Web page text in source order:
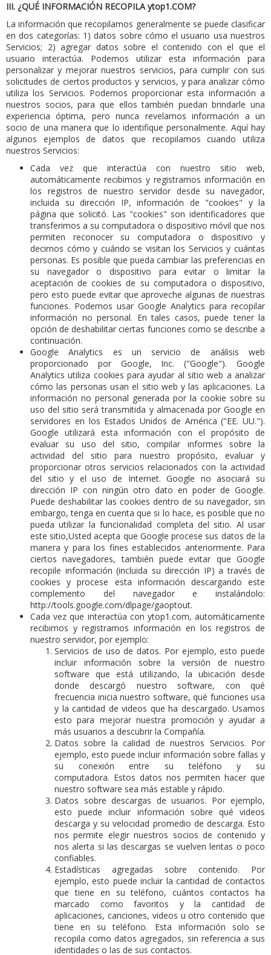
III. ¿QUÉ INFORMACIÓN RECOPILA ytop1.COM?
La información que recopilamos generalmente se puede clasificar
en dos categorías: 1) datos sobre cómo el usuario usa nuestros
Servicios; 2) agregar datos sobre el contenido con el que el
usuario interactúa. Podemos utilizar esta información para
personalizar y mejorar nuestros servicios, para cumplir con sus
solicitudes de ciertos productos y servicios, y para analizar cómo
utiliza los Servicios. Podemos proporcionar esta información a
nuestros socios, para que ellos también puedan brindarle una
experiencia óptima, pero nunca revelamos información a un
socio de una manera que lo identifique personalmente. Aquí hay
algunos ejemplos de datos que recopilamos cuando utiliza
nuestros Servicios:
Cada vez que interactúa con nuestro sitio web,
automáticamente recibimos y registramos información en
los registros de nuestro servidor desde su navegador,
incluida su dirección IP, información de "cookies" y la
página que solicitó. Las "cookies" son identificadores que
transferimos a su computadora o dispositivo móvil que nos
permiten reconocer su computadora o dispositivo y
decirnos cómo y cuándo se visitan los Servicios y cuántas
personas. Es posible que pueda cambiar las preferencias en
su navegador o dispositivo para evitar o limitar la
aceptación de cookies de su computadora o dispositivo,
pero esto puede evitar que aproveche algunas de nuestras
funciones. Podemos usar Google Analytics para recopilar
información no personal. En tales casos, puede tener la
opción de deshabilitar ciertas funciones como se describe a
continuación.
Google Analytics es un servicio de análisis web
proporcionado por Google, Inc. ("Google"). Google
Analytics utiliza cookies para ayudar al sitio web a analizar
cómo las personas usan el sitio web y las aplicaciones. La
información no personal generada por la cookie sobre su
uso del sitio será transmitida y almacenada por Google en
servidores en los Estados Unidos de América ("EE. UU.").
Google utilizará esta información con el propósito de
evaluar su uso del sitio, compilar informes sobre la
actividad del sitio para nuestro propósito, evaluar y
proporcionar otros servicios relacionados con la actividad
del sitio y el uso de Internet. Google no asociará su
dirección IP con ningún otro dato en poder de Google.
Puede deshabilitar las cookies dentro de su navegador, sin
embargo, tenga en cuenta que si lo hace, es posible que no
pueda utilizar la funcionalidad completa del sitio. Al usar
este sitio,Usted acepta que Google procese sus datos de la
manera y para los fines establecidos anteriormente. Para
ciertos navegadores, también puede evitar que Google
recopile información (incluida su dirección IP) a través de
cookies y procese esta información descargando este
complemento del navegador e instalándolo:
http://tools.google.com/dlpage/gaoptout.
Cada vez que interactúa con ytop1.com, automáticamente
recibimos y registramos información en los registros de
nuestro servidor, por ejemplo:
Servicios de uso de datos. Por ejemplo, esto puede
incluir información sobre la versión de nuestro
software que está utilizando, la ubicación desde
donde descargó nuestro software, con qué
frecuencia inicia nuestro software, qué funciones usa
y la cantidad de videos que ha descargado. Usamos
esto para mejorar nuestra promoción y ayudar a
más usuarios a descubrir la Compañía.
Datos sobre la calidad de nuestros Servicios. Por
ejemplo, esto puede incluir información sobre fallas y
su conexión entre su teléfono y su
computadora. Estos datos nos permiten hacer que
nuestro software sea más estable y rápido.
Datos sobre descargas de usuarios. Por ejemplo,
esto puede incluir información sobre qué videos
descarga y su velocidad promedio de descarga. Esto
nos permite elegir nuestros socios de contenido y
nos alerta si las descargas se vuelven lentas o poco
confiables.
Estadísticas agregadas sobre contenido.
Por
ejemplo, esto puede incluir la cantidad de contactos
que tiene en su teléfono, cuántos contactos ha
marcado como favoritos y la cantidad de
aplicaciones, canciones, videos u otro contenido que
tiene en su teléfono.
Esta información solo se
recopila como datos agregados, sin referencia a sus
identidades o las de sus contactos.